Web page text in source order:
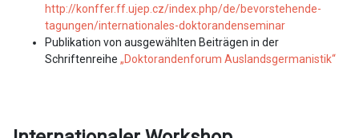
http://konffer.ff.ujep.cz/index.php/de/bevorstehende-
tagungen/internationales-doktorandenseminar
Publikation von ausgewählten Beiträgen in der
Schriftenreihe „Doktorandenforum Auslandsgermanistik“